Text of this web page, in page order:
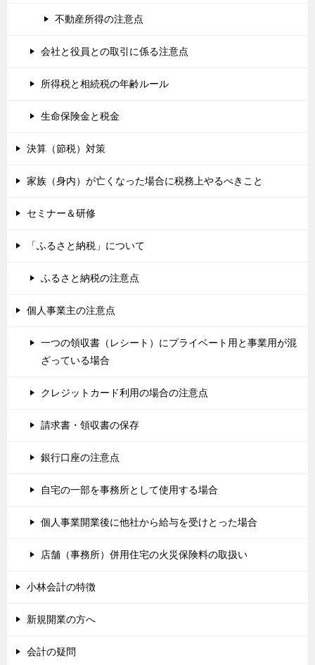
不動産所得の注意点
会社と役員との取引に係る注意点
所得税と相続税の年齢ルール
生命保険金と税金
決算（節税）対策
家族（身内）が亡くなった場合に税務上やるべきこと
セミナー＆研修
「ふるさと納税」について
ふるさと納税の注意点
個人事業主の注意点
一つの領収書（レシート）にプライベート用と事業用が混
ざっている場合
クレジットカード利用の場合の注意点
請求書・領収書の保存
銀行口座の注意点
自宅の一部を事務所として使用する場合
個人事業開業後に他社から給与を受けとった場合
店舗（事務所）併用住宅の火災保険料の取扱い
小林会計の特徴
新規開業の方へ
会計の疑問